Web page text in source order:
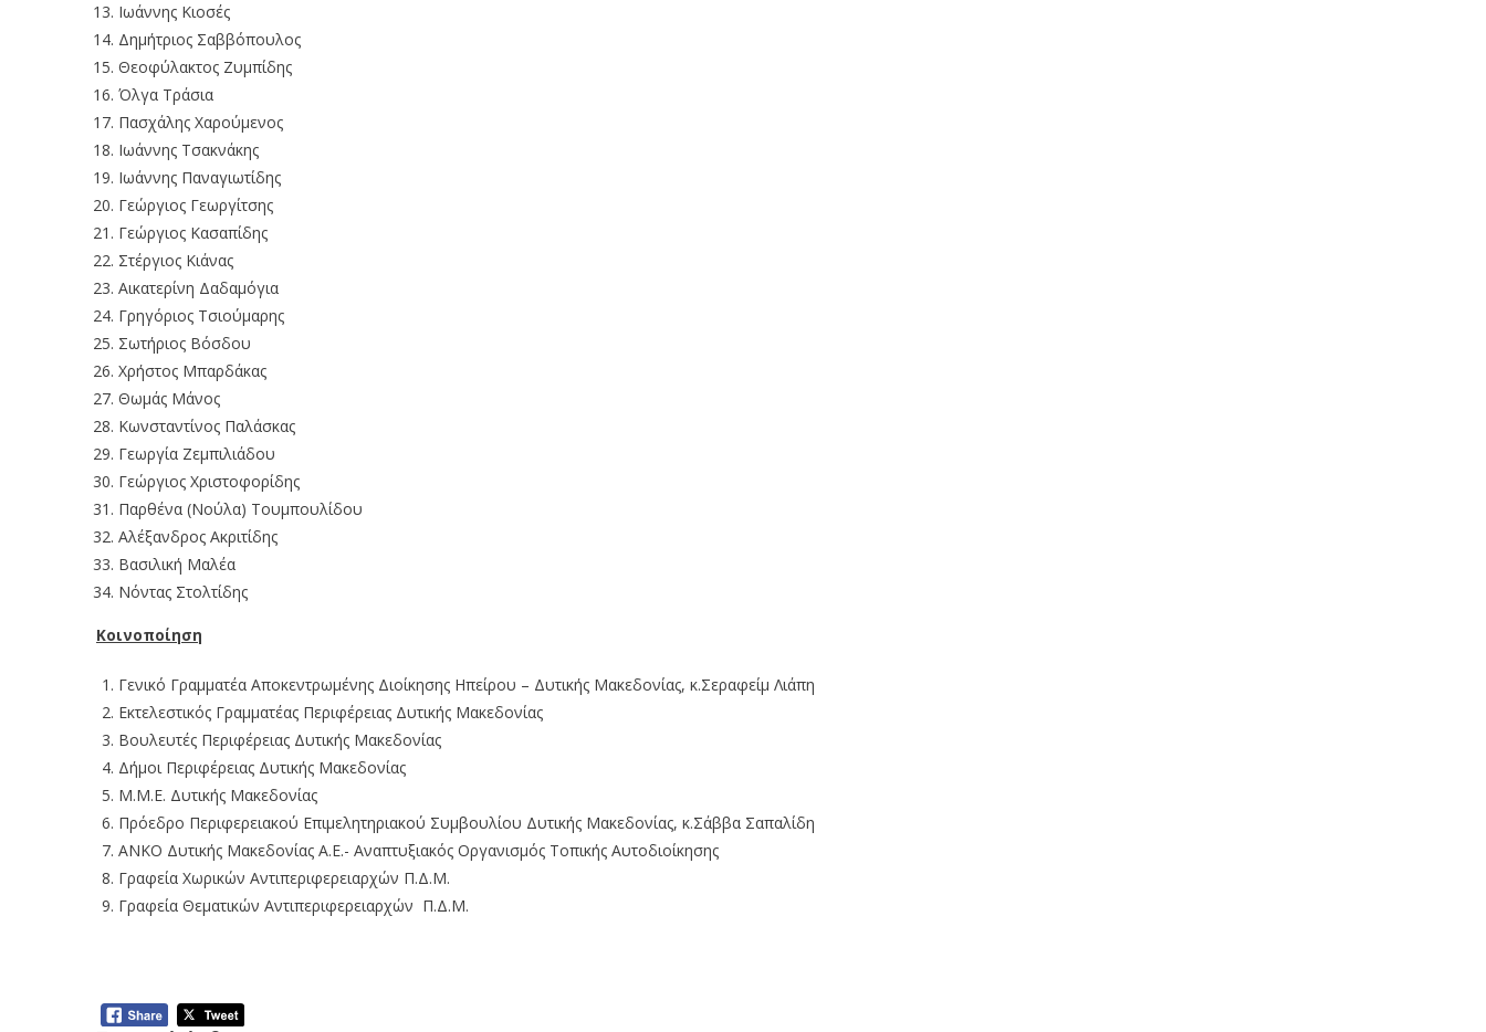
Ιωάννης Κιοσές
Δημήτριος Σαββόπουλος
Θεοφύλακτος Ζυμπίδης
Όλγα Τράσια
Πασχάλης Χαρούμενος
Ιωάννης Τσακνάκης
Ιωάννης Παναγιωτίδης
Γεώργιος Γεωργίτσης
Γεώργιος Κασαπίδης
Στέργιος Κιάνας
Αικατερίνη Δαδαμόγια
Γρηγόριος Τσιούμαρης
Σωτήριος Βόσδου
Χρήστος Μπαρδάκας
Θωμάς Μάνος
Κωνσταντίνος Παλάσκας
Γεωργία Ζεμπιλιάδου
Γεώργιος Χριστοφορίδης
Παρθένα (Νούλα) Τουμπουλίδου
Αλέξανδρος Ακριτίδης
Βασιλική Μαλέα
Νόντας Στολτίδης
Κοινοποίηση
Γενικό Γραμματέα Αποκεντρωμένης Διοίκησης Ηπείρου – Δυτικής Μακεδονίας, κ.Σεραφείμ Λιάπη
Εκτελεστικός Γραμματέας Περιφέρειας Δυτικής Μακεδονίας
Βουλευτές Περιφέρειας Δυτικής Μακεδονίας
Δήμοι Περιφέρειας Δυτικής Μακεδονίας
Μ.Μ.Ε. Δυτικής Μακεδονίας
Πρόεδρο Περιφερειακού Επιμελητηριακού Συμβουλίου Δυτικής Μακεδονίας, κ.Σάββα Σαπαλίδη
ΑΝΚΟ Δυτικής Μακεδονίας Α.Ε.- Αναπτυξιακός Οργανισμός Τοπικής Αυτοδιοίκησης
Γραφεία Χωρικών Αντιπεριφερειαρχών Π.Δ.Μ.
Γραφεία Θεματικών Αντιπεριφερειαρχών Π.Δ.Μ.